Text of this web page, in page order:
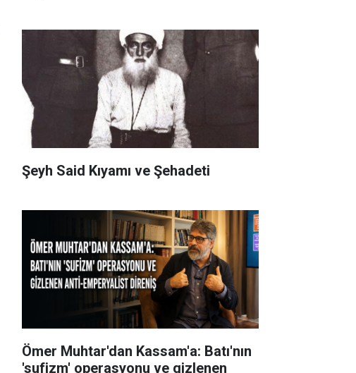
Şeyh Said Kıyamı ve Şehadeti
Ömer Muhtar'dan Kassam'a: Batı'nın
'sufizm' operasyonu ve gizlenen